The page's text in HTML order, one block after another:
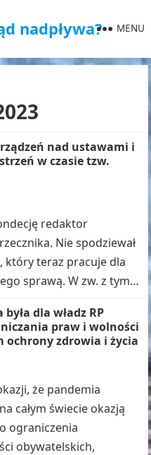
nadpływa? MENU
nad ustawami i
w czasie tzw.
redaktor
Nie spodziewał
który teraz pracuje dla
sprawą. W zw. z tym…
dla władz RP
praw i wolności
ochrony zdrowia i życia
że pandemia
całym świecie okazją
ograniczenia
obywatelskich,